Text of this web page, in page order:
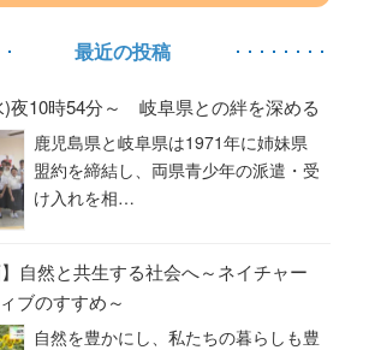
最近の投稿
)夜10時54分～ 岐阜県との絆を深める
鹿児島県と岐阜県は1971年に姉妹県
盟約を締結し、両県青少年の派遣・受
け入れを相…
】自然と共生する社会へ～ネイチャー
ブのすすめ～
自然を豊かにし、私たちの暮らしも豊